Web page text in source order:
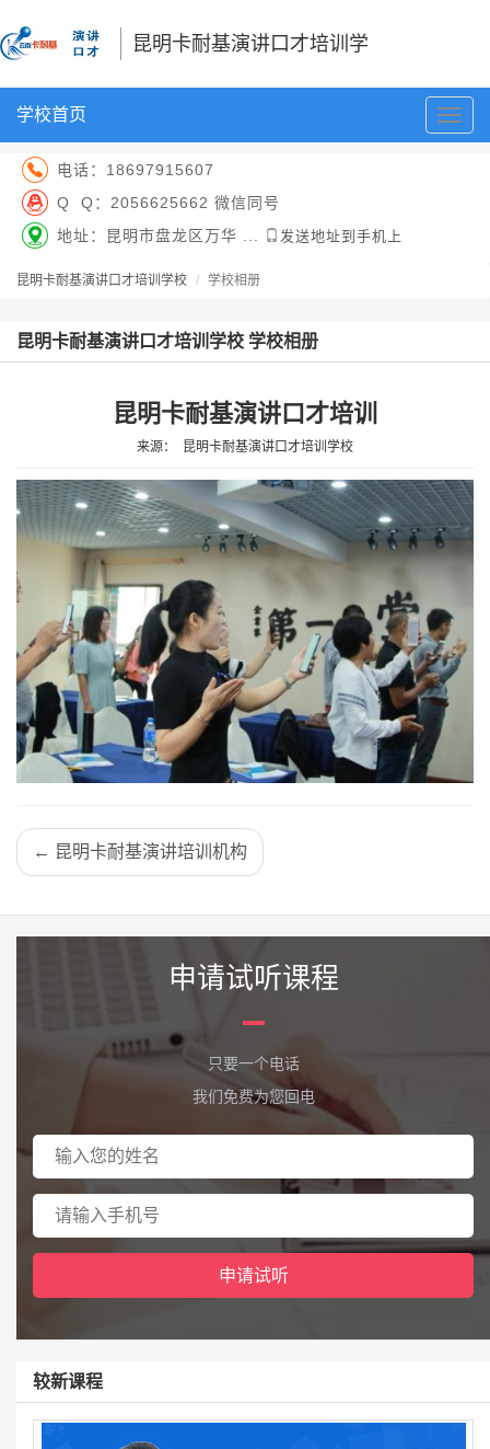
昆明卡耐基演讲口才培训学
切
换
学校首页
电话： 18697915607
Q Q： 2056625662 微信同号
地址：昆明市盘龙区万华 ...
发送地址到手机上
昆明卡耐基演讲口才培训学校 学校相册
昆明卡耐基演讲口才培训学校 学校相册
昆明卡耐基演讲口才培训
来源： 昆明卡耐基演讲口才培训学校
← 昆明卡耐基演讲培训机构
申请试听课程
只要一个电话
我们免费为您回电
较新课程